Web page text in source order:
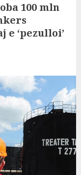
100 mln
e ‘pezulloi’